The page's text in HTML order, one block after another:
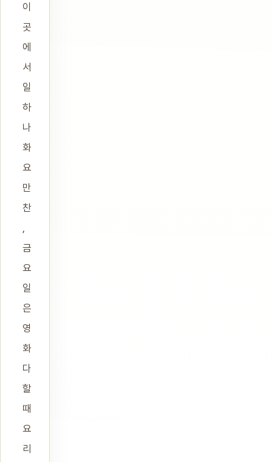
이
곳
에
서
일
하
나
화
요
만
찬
,
금
요
일
은
영
화
다
할
때
요
리